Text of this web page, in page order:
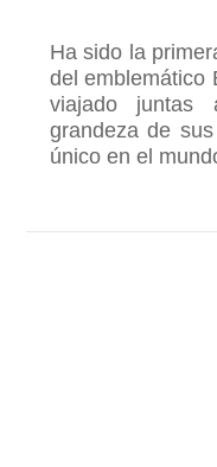
Ha sido la
del emblemático
viajado juntas
grandeza de
único en el